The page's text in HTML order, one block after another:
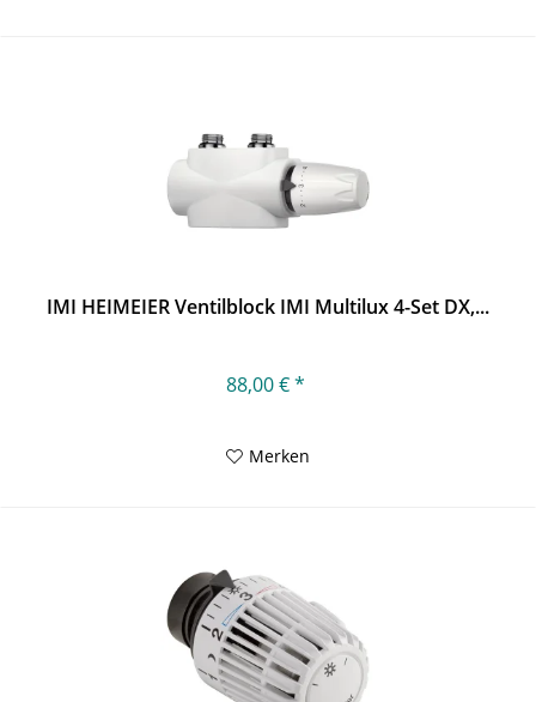
IMI HEIMEIER Ventilblock IMI Multilux 4-Set DX,...
88,00 € *
Merken